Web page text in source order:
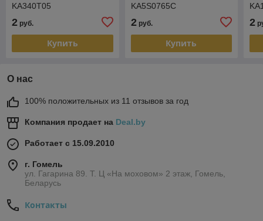
KA340T05
2 руб.
Купить
KA5S0765C
2руб.
Купить
2
О нас
100% положительных из 11 отзывов за год
Компания продает на Deal.by
Работает с 15.09.2010
г. Гомель
ул. Гагарина 89. Т. Ц «На моховом» 2 этаж, Гомель,
Беларусь
Контакты